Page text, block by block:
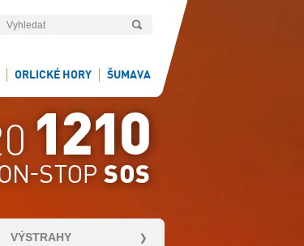
ORLICKÉ HORY ŠUMAVA
VÝSTRAHY